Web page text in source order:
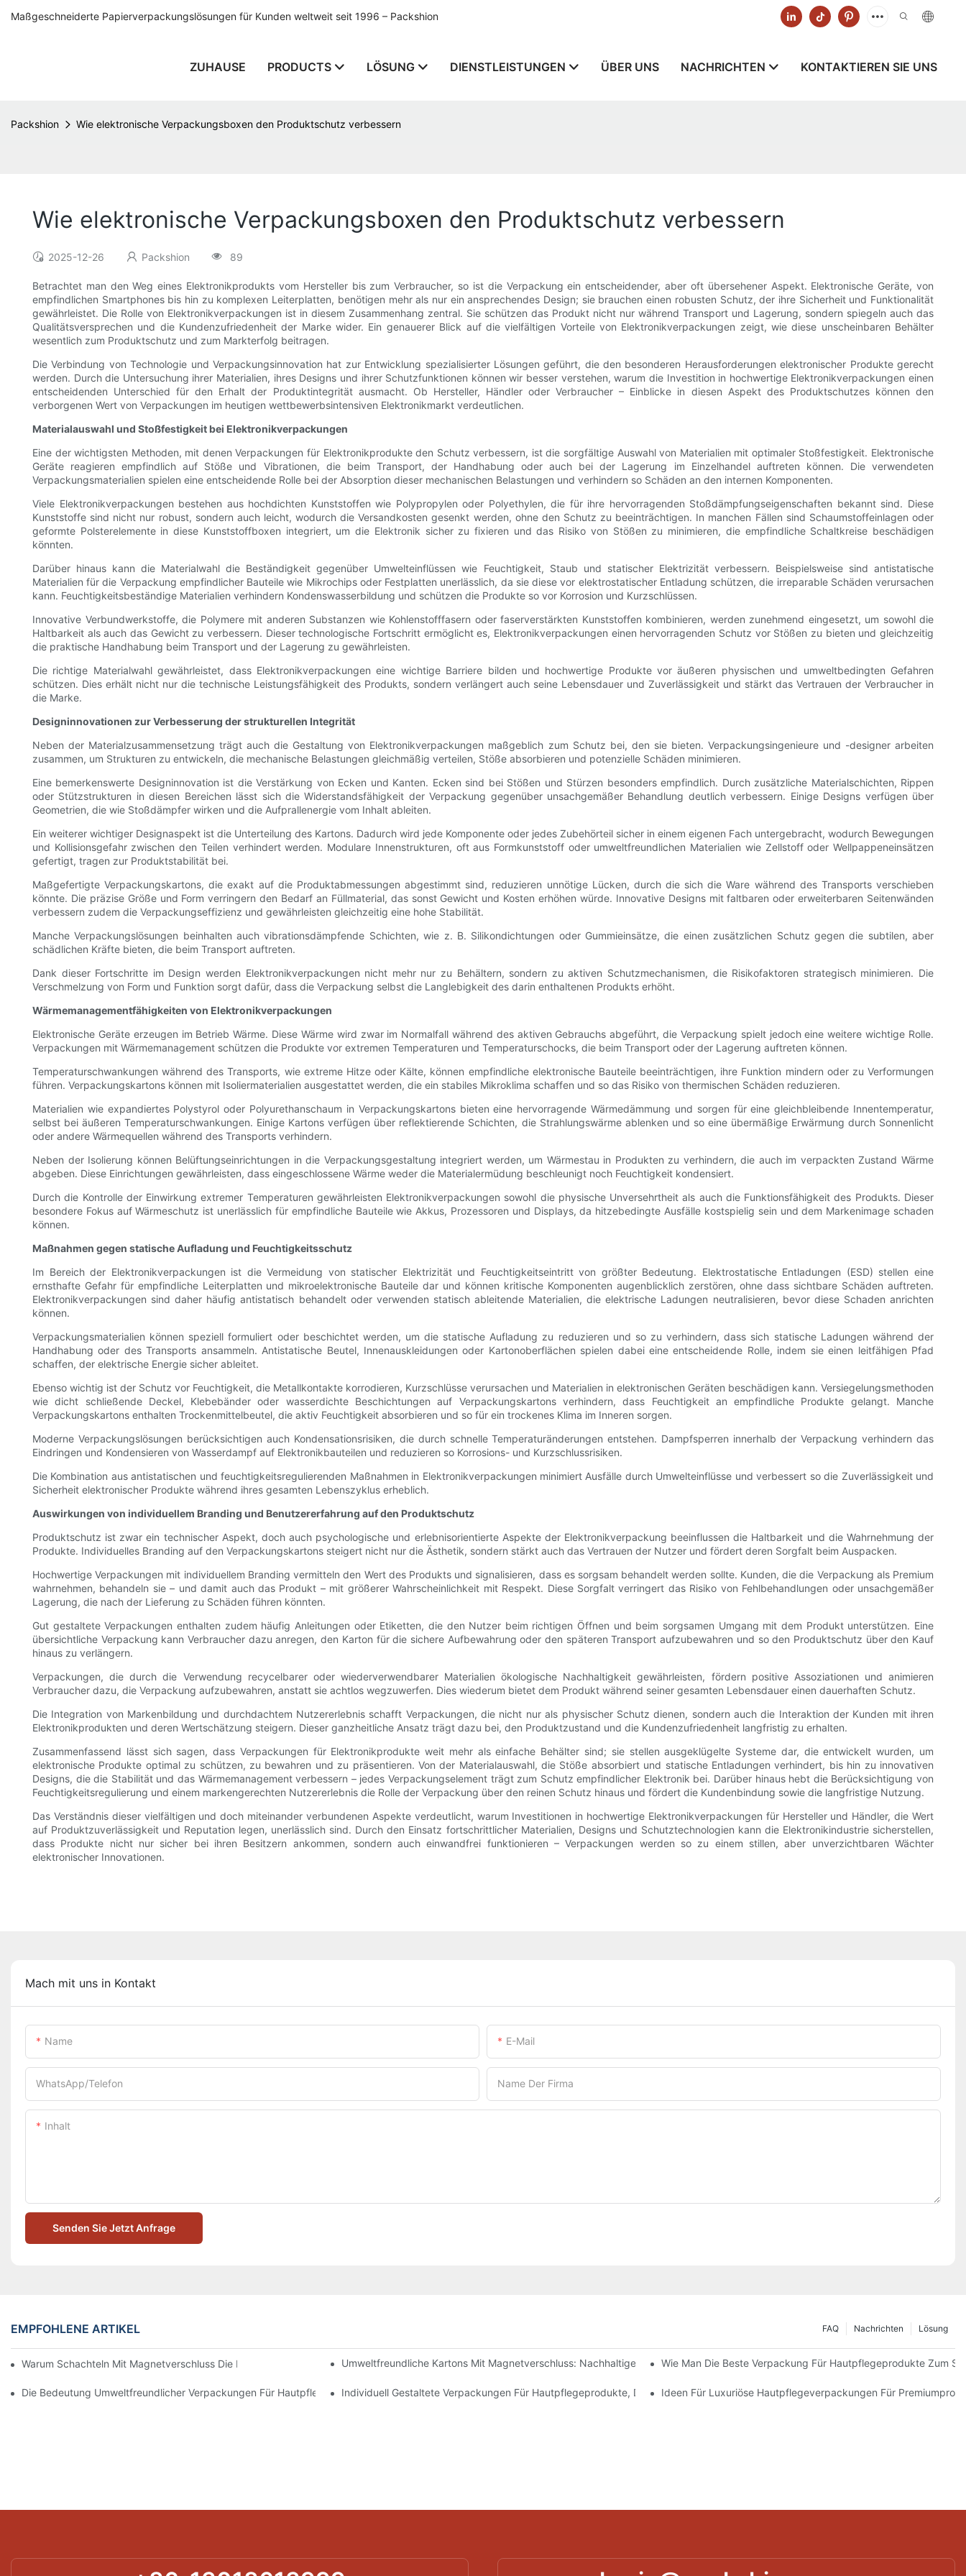
Maßgeschneiderte Papierverpackungslösungen für Kunden weltweit seit 1996 – Packshion
ZUHAUSE PRODUCTS LÖSUNG DIENSTLEISTUNGEN ÜBER UNS NACHRICHTEN KONTAKTIEREN SIE UNS
Packshion Wie elektronische Verpackungsboxen den Produktschutz verbessern
Wie elektronische Verpackungsboxen den Produktschutz verbessern
2025-12-26 Packshion 89
Betrachtet man den Weg eines Elektronikprodukts vom Hersteller bis zum Verbraucher, so ist die Verpackung ein entscheidender, aber oft übersehener Aspekt. Elektronische Geräte, von
empfindlichen Smartphones bis hin zu komplexen Leiterplatten, benötigen mehr als nur ein ansprechendes Design; sie brauchen einen robusten Schutz, der ihre Sicherheit und Funktionalität
gewährleistet. Die Rolle von Elektronikverpackungen ist in diesem Zusammenhang zentral. Sie schützen das Produkt nicht nur während Transport und Lagerung, sondern spiegeln auch das
Qualitätsversprechen und die Kundenzufriedenheit der Marke wider. Ein genauerer Blick auf die vielfältigen Vorteile von Elektronikverpackungen zeigt, wie diese unscheinbaren Behälter
wesentlich zum Produktschutz und zum Markterfolg beitragen.
Die Verbindung von Technologie und Verpackungsinnovation hat zur Entwicklung spezialisierter Lösungen geführt, die den besonderen Herausforderungen elektronischer Produkte gerecht
werden. Durch die Untersuchung ihrer Materialien, ihres Designs und ihrer Schutzfunktionen können wir besser verstehen, warum die Investition in hochwertige Elektronikverpackungen einen
entscheidenden Unterschied für den Erhalt der Produktintegrität ausmacht. Ob Hersteller, Händler oder Verbraucher – Einblicke in diesen Aspekt des Produktschutzes können den
verborgenen Wert von Verpackungen im heutigen wettbewerbsintensiven Elektronikmarkt verdeutlichen.
Materialauswahl und Stoßfestigkeit bei Elektronikverpackungen
Eine der wichtigsten Methoden, mit denen Verpackungen für Elektronikprodukte den Schutz verbessern, ist die sorgfältige Auswahl von Materialien mit optimaler Stoßfestigkeit. Elektronische
Geräte reagieren empfindlich auf Stöße und Vibrationen, die beim Transport, der Handhabung oder auch bei der Lagerung im Einzelhandel auftreten können. Die verwendeten
Verpackungsmaterialien spielen eine entscheidende Rolle bei der Absorption dieser mechanischen Belastungen und verhindern so Schäden an den internen Komponenten.
Viele Elektronikverpackungen bestehen aus hochdichten Kunststoffen wie Polypropylen oder Polyethylen, die für ihre hervorragenden Stoßdämpfungseigenschaften bekannt sind. Diese
Kunststoffe sind nicht nur robust, sondern auch leicht, wodurch die Versandkosten gesenkt werden, ohne den Schutz zu beeinträchtigen. In manchen Fällen sind Schaumstoffeinlagen oder
geformte Polsterelemente in diese Kunststoffboxen integriert, um die Elektronik sicher zu fixieren und das Risiko von Stößen zu minimieren, die empfindliche Schaltkreise beschädigen
könnten.
Darüber hinaus kann die Materialwahl die Beständigkeit gegenüber Umwelteinflüssen wie Feuchtigkeit, Staub und statischer Elektrizität verbessern. Beispielsweise sind antistatische
Materialien für die Verpackung empfindlicher Bauteile wie Mikrochips oder Festplatten unerlässlich, da sie diese vor elektrostatischer Entladung schützen, die irreparable Schäden verursachen
kann. Feuchtigkeitsbeständige Materialien verhindern Kondenswasserbildung und schützen die Produkte so vor Korrosion und Kurzschlüssen.
Innovative Verbundwerkstoffe, die Polymere mit anderen Substanzen wie Kohlenstofffasern oder faserverstärkten Kunststoffen kombinieren, werden zunehmend eingesetzt, um sowohl die
Haltbarkeit als auch das Gewicht zu verbessern. Dieser technologische Fortschritt ermöglicht es, Elektronikverpackungen einen hervorragenden Schutz vor Stößen zu bieten und gleichzeitig
die praktische Handhabung beim Transport und der Lagerung zu gewährleisten.
Die richtige Materialwahl gewährleistet, dass Elektronikverpackungen eine wichtige Barriere bilden und hochwertige Produkte vor äußeren physischen und umweltbedingten Gefahren
schützen. Dies erhält nicht nur die technische Leistungsfähigkeit des Produkts, sondern verlängert auch seine Lebensdauer und Zuverlässigkeit und stärkt das Vertrauen der Verbraucher in
die Marke.
Designinnovationen zur Verbesserung der strukturellen Integrität
Neben der Materialzusammensetzung trägt auch die Gestaltung von Elektronikverpackungen maßgeblich zum Schutz bei, den sie bieten. Verpackungsingenieure und -designer arbeiten
zusammen, um Strukturen zu entwickeln, die mechanische Belastungen gleichmäßig verteilen, Stöße absorbieren und potenzielle Schäden minimieren.
Eine bemerkenswerte Designinnovation ist die Verstärkung von Ecken und Kanten. Ecken sind bei Stößen und Stürzen besonders empfindlich. Durch zusätzliche Materialschichten, Rippen
oder Stützstrukturen in diesen Bereichen lässt sich die Widerstandsfähigkeit der Verpackung gegenüber unsachgemäßer Behandlung deutlich verbessern. Einige Designs verfügen über
Geometrien, die wie Stoßdämpfer wirken und die Aufprallenergie vom Inhalt ableiten.
Ein weiterer wichtiger Designaspekt ist die Unterteilung des Kartons. Dadurch wird jede Komponente oder jedes Zubehörteil sicher in einem eigenen Fach untergebracht, wodurch Bewegungen
und Kollisionsgefahr zwischen den Teilen verhindert werden. Modulare Innenstrukturen, oft aus Formkunststoff oder umweltfreundlichen Materialien wie Zellstoff oder Wellpappeneinsätzen
gefertigt, tragen zur Produktstabilität bei.
Maßgefertigte Verpackungskartons, die exakt auf die Produktabmessungen abgestimmt sind, reduzieren unnötige Lücken, durch die sich die Ware während des Transports verschieben
könnte. Die präzise Größe und Form verringern den Bedarf an Füllmaterial, das sonst Gewicht und Kosten erhöhen würde. Innovative Designs mit faltbaren oder erweiterbaren Seitenwänden
verbessern zudem die Verpackungseffizienz und gewährleisten gleichzeitig eine hohe Stabilität.
Manche Verpackungslösungen beinhalten auch vibrationsdämpfende Schichten, wie z. B. Silikondichtungen oder Gummieinsätze, die einen zusätzlichen Schutz gegen die subtilen, aber
schädlichen Kräfte bieten, die beim Transport auftreten.
Dank dieser Fortschritte im Design werden Elektronikverpackungen nicht mehr nur zu Behältern, sondern zu aktiven Schutzmechanismen, die Risikofaktoren strategisch minimieren. Die
Verschmelzung von Form und Funktion sorgt dafür, dass die Verpackung selbst die Langlebigkeit des darin enthaltenen Produkts erhöht.
Wärmemanagementfähigkeiten von Elektronikverpackungen
Elektronische Geräte erzeugen im Betrieb Wärme. Diese Wärme wird zwar im Normalfall während des aktiven Gebrauchs abgeführt, die Verpackung spielt jedoch eine weitere wichtige Rolle.
Verpackungen mit Wärmemanagement schützen die Produkte vor extremen Temperaturen und Temperaturschocks, die beim Transport oder der Lagerung auftreten können.
Temperaturschwankungen während des Transports, wie extreme Hitze oder Kälte, können empfindliche elektronische Bauteile beeinträchtigen, ihre Funktion mindern oder zu Verformungen
führen. Verpackungskartons können mit Isoliermaterialien ausgestattet werden, die ein stabiles Mikroklima schaffen und so das Risiko von thermischen Schäden reduzieren.
Materialien wie expandiertes Polystyrol oder Polyurethanschaum in Verpackungskartons bieten eine hervorragende Wärmedämmung und sorgen für eine gleichbleibende Innentemperatur,
selbst bei äußeren Temperaturschwankungen. Einige Kartons verfügen über reflektierende Schichten, die Strahlungswärme ablenken und so eine übermäßige Erwärmung durch Sonnenlicht
oder andere Wärmequellen während des Transports verhindern.
Neben der Isolierung können Belüftungseinrichtungen in die Verpackungsgestaltung integriert werden, um Wärmestau in Produkten zu verhindern, die auch im verpackten Zustand Wärme
abgeben. Diese Einrichtungen gewährleisten, dass eingeschlossene Wärme weder die Materialermüdung beschleunigt noch Feuchtigkeit kondensiert.
Durch die Kontrolle der Einwirkung extremer Temperaturen gewährleisten Elektronikverpackungen sowohl die physische Unversehrtheit als auch die Funktionsfähigkeit des Produkts. Dieser
besondere Fokus auf Wärmeschutz ist unerlässlich für empfindliche Bauteile wie Akkus, Prozessoren und Displays, da hitzebedingte Ausfälle kostspielig sein und dem Markenimage schaden
können.
Maßnahmen gegen statische Aufladung und Feuchtigkeitsschutz
Im Bereich der Elektronikverpackungen ist die Vermeidung von statischer Elektrizität und Feuchtigkeitseintritt von größter Bedeutung. Elektrostatische Entladungen (ESD) stellen eine
ernsthafte Gefahr für empfindliche Leiterplatten und mikroelektronische Bauteile dar und können kritische Komponenten augenblicklich zerstören, ohne dass sichtbare Schäden auftreten.
Elektronikverpackungen sind daher häufig antistatisch behandelt oder verwenden statisch ableitende Materialien, die elektrische Ladungen neutralisieren, bevor diese Schaden anrichten
können.
Verpackungsmaterialien können speziell formuliert oder beschichtet werden, um die statische Aufladung zu reduzieren und so zu verhindern, dass sich statische Ladungen während der
Handhabung oder des Transports ansammeln. Antistatische Beutel, Innenauskleidungen oder Kartonoberflächen spielen dabei eine entscheidende Rolle, indem sie einen leitfähigen Pfad
schaffen, der elektrische Energie sicher ableitet.
Ebenso wichtig ist der Schutz vor Feuchtigkeit, die Metallkontakte korrodieren, Kurzschlüsse verursachen und Materialien in elektronischen Geräten beschädigen kann. Versiegelungsmethoden
wie dicht schließende Deckel, Klebebänder oder wasserdichte Beschichtungen auf Verpackungskartons verhindern, dass Feuchtigkeit an empfindliche Produkte gelangt. Manche
Verpackungskartons enthalten Trockenmittelbeutel, die aktiv Feuchtigkeit absorbieren und so für ein trockenes Klima im Inneren sorgen.
Moderne Verpackungslösungen berücksichtigen auch Kondensationsrisiken, die durch schnelle Temperaturänderungen entstehen. Dampfsperren innerhalb der Verpackung verhindern das
Eindringen und Kondensieren von Wasserdampf auf Elektronikbauteilen und reduzieren so Korrosions- und Kurzschlussrisiken.
Die Kombination aus antistatischen und feuchtigkeitsregulierenden Maßnahmen in Elektronikverpackungen minimiert Ausfälle durch Umwelteinflüsse und verbessert so die Zuverlässigkeit und
Sicherheit elektronischer Produkte während ihres gesamten Lebenszyklus erheblich.
Auswirkungen von individuellem Branding und Benutzererfahrung auf den Produktschutz
Produktschutz ist zwar ein technischer Aspekt, doch auch psychologische und erlebnisorientierte Aspekte der Elektronikverpackung beeinflussen die Haltbarkeit und die Wahrnehmung der
Produkte. Individuelles Branding auf den Verpackungskartons steigert nicht nur die Ästhetik, sondern stärkt auch das Vertrauen der Nutzer und fördert deren Sorgfalt beim Auspacken.
Hochwertige Verpackungen mit individuellem Branding vermitteln den Wert des Produkts und signalisieren, dass es sorgsam behandelt werden sollte. Kunden, die die Verpackung als Premium
wahrnehmen, behandeln sie – und damit auch das Produkt – mit größerer Wahrscheinlichkeit mit Respekt. Diese Sorgfalt verringert das Risiko von Fehlbehandlungen oder unsachgemäßer
Lagerung, die nach der Lieferung zu Schäden führen könnten.
Gut gestaltete Verpackungen enthalten zudem häufig Anleitungen oder Etiketten, die den Nutzer beim richtigen Öffnen und beim sorgsamen Umgang mit dem Produkt unterstützen. Eine
übersichtliche Verpackung kann Verbraucher dazu anregen, den Karton für die sichere Aufbewahrung oder den späteren Transport aufzubewahren und so den Produktschutz über den Kauf
hinaus zu verlängern.
Verpackungen, die durch die Verwendung recycelbarer oder wiederverwendbarer Materialien ökologische Nachhaltigkeit gewährleisten, fördern positive Assoziationen und animieren
Verbraucher dazu, die Verpackung aufzubewahren, anstatt sie achtlos wegzuwerfen. Dies wiederum bietet dem Produkt während seiner gesamten Lebensdauer einen dauerhaften Schutz.
Die Integration von Markenbildung und durchdachtem Nutzererlebnis schafft Verpackungen, die nicht nur als physischer Schutz dienen, sondern auch die Interaktion der Kunden mit ihren
Elektronikprodukten und deren Wertschätzung steigern. Dieser ganzheitliche Ansatz trägt dazu bei, den Produktzustand und die Kundenzufriedenheit langfristig zu erhalten.
Zusammenfassend lässt sich sagen, dass Verpackungen für Elektronikprodukte weit mehr als einfache Behälter sind; sie stellen ausgeklügelte Systeme dar, die entwickelt wurden, um
elektronische Produkte optimal zu schützen, zu bewahren und zu präsentieren. Von der Materialauswahl, die Stöße absorbiert und statische Entladungen verhindert, bis hin zu innovativen
Designs, die die Stabilität und das Wärmemanagement verbessern – jedes Verpackungselement trägt zum Schutz empfindlicher Elektronik bei. Darüber hinaus hebt die Berücksichtigung von
Feuchtigkeitsregulierung und einem markengerechten Nutzererlebnis die Rolle der Verpackung über den reinen Schutz hinaus und fördert die Kundenbindung sowie die langfristige Nutzung.
Das Verständnis dieser vielfältigen und doch miteinander verbundenen Aspekte verdeutlicht, warum Investitionen in hochwertige Elektronikverpackungen für Hersteller und Händler, die Wert
auf Produktzuverlässigkeit und Reputation legen, unerlässlich sind. Durch den Einsatz fortschrittlicher Materialien, Designs und Schutztechnologien kann die Elektronikindustrie sicherstellen,
dass Produkte nicht nur sicher bei ihren Besitzern ankommen, sondern auch einwandfrei funktionieren – Verpackungen werden so zu einem stillen, aber unverzichtbaren Wächter
elektronischer Innovationen.
Mach mit uns in Kontakt
Name E-Mail
WhatsApp/Telefon Name Der Firma
Inhalt
Senden Sie Jetzt Anfrage
EMPFOHLENE ARTIKEL Lösung
Nachrichten
FAQ
Warum Schachteln Mit Magnetverschluss Die Beste Wahl Für Hochwertige Verpackungen SindUmweltfreundliche Kartons Mit Magnetverschluss: Nachhaltige VerpackungslösungenWie Man Die Beste Verpackung Für Hautpflegeprodukte Zum
Die Bedeutung Umweltfreundlicher Verpackungen Für HautpflegeprodukteIndividuell Gestaltete Verpackungen Für Hautpflegeprodukte, Die Markentreue FördernIdeen Für Luxuriöse Hautpflegeverpackungen Für